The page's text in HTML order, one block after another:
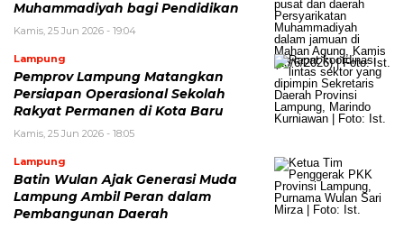
Muhammadiyah bagi Pendidikan
Kamis, 25 Jun 2026 - 19:04
Lampung
Pemprov Lampung Matangkan
Persiapan Operasional Sekolah
Rakyat Permanen di Kota Baru
Kamis, 25 Jun 2026 - 18:05
Lampung
Batin Wulan Ajak Generasi Muda
Lampung Ambil Peran dalam
Pembangunan Daerah